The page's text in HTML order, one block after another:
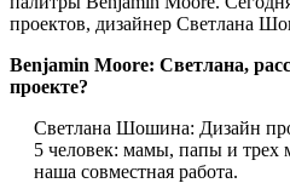
проектов, дизайнер Светлана
Benjamin Moore: Светлана,
проекте?
Светлана Шошина: Дизайн
5 человек: мамы, папы и трех
наша совместная работа.